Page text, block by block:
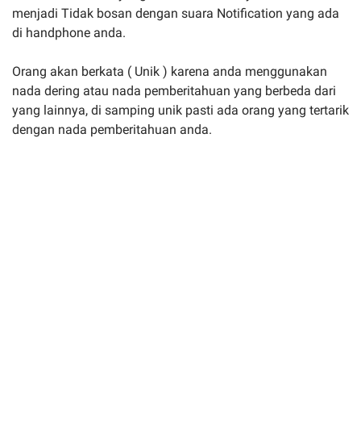
menjadi Tidak bosan dengan suara Notification yang ada
di handphone anda.
Orang akan berkata ( Unik ) karena anda menggunakan
nada dering atau nada pemberitahuan yang berbeda dari
yang lainnya, di samping unik pasti ada orang yang tertarik
dengan nada pemberitahuan anda.